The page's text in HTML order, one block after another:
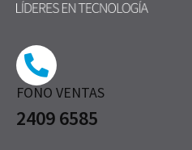
FONO VENTAS
2409 6585